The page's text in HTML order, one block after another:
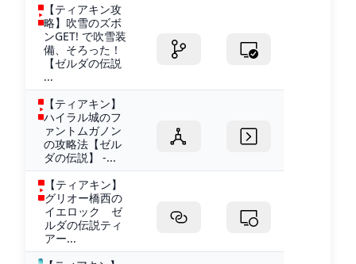
【ティアキン攻
略】吹雪のズボ
ンGET! で吹雪装
備、そろった！
【ゼルダの伝説
...
【ティアキン】
ハイラル城のフ
ァントムガノン
の攻略法【ゼル
ダの伝説】 -...
【ティアキン】
グリオー橋西の
イエロック ゼ
ルダの伝説ティ
アー...